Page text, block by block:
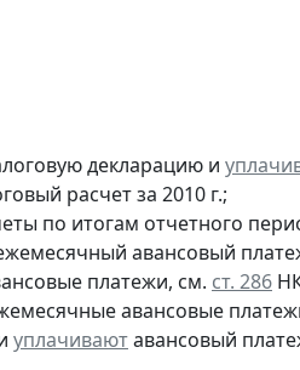
декларацию и
расчет за 2010 г.;
по итогам отчетного
авансовый
платежи, см. ст. 286
авансовые
уплачиваютавансовый